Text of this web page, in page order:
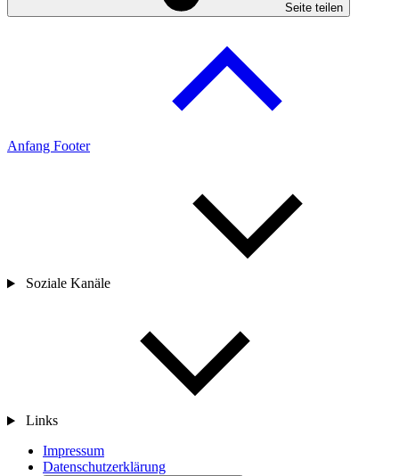
Seite teilen
Anfang Footer
Soziale Kanäle
Links
Impressum
Datenschutzerklärung